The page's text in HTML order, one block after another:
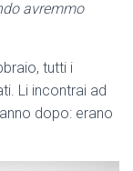
avremmo
tutti i
Li incontrai ad
dopo: erano